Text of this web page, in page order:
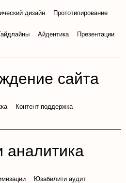
дизайн Прототипирование
Айдентика Презентации
сайта
Контент поддержка
аналитика
Юзабилити аудит